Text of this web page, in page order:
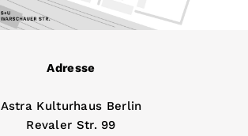
Adresse
Astra Kulturhaus Berlin
Revaler Str. 99